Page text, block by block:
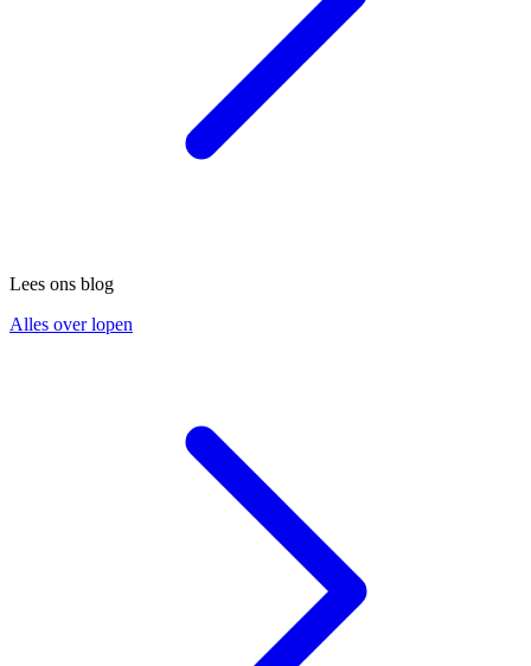
Lees ons blog
Alles over lopen